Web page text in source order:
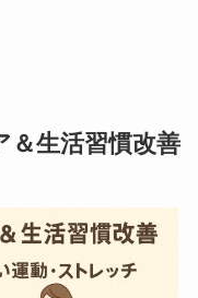
＆生活習慣改善